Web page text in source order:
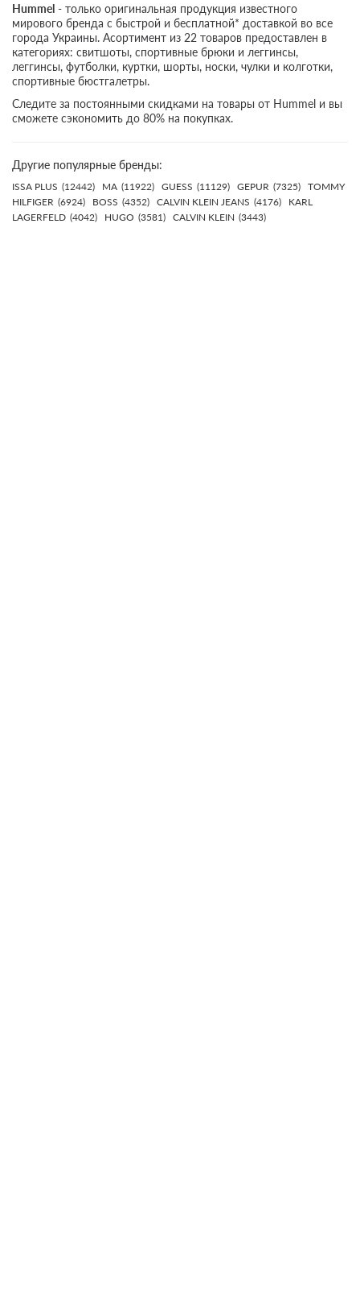
Hummel - только оригинальная продукция известного
мирового бренда с быстрой и бесплатной* доставкой во все
города Украины. Асортимент из 22 товаров предоставлен в
категориях: свитшоты, спортивные брюки и леггинсы,
леггинсы, футболки, куртки, шорты, носки, чулки и колготки,
спортивные бюстгалетры.
Следите за постоянными скидками на товары от Hummel и вы
сможете сэкономить до 80% на покупках.
Другие популярные бренды:
ISSA PLUS (12442) MA (11922) GUESS (11129) GEPUR (7325) TOMMY
HILFIGER (6924) BOSS (4352) CALVIN KLEIN JEANS (4176)
KARL
LAGERFELD (4042) HUGO (3581) CALVIN KLEIN (3443)